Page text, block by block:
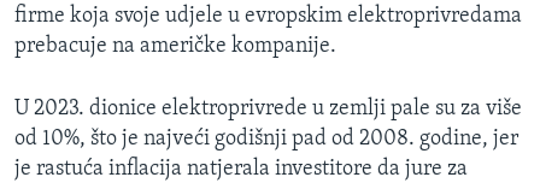
firme koja svoje udjele u evropskim elektroprivredama
prebacuje na američke kompanije.
U 2023. dionice elektroprivrede u zemlji pale su za više
od 10%, što je najveći godišnji pad od 2008. godine, jer
je rastuća inflacija natjerala investitore da jure za